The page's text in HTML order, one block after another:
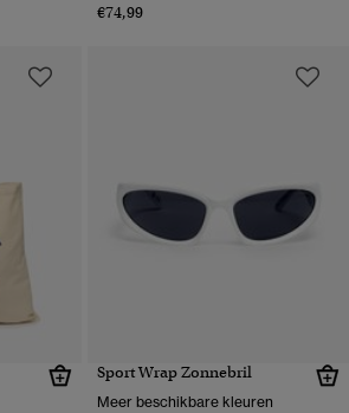
€74,99
Sport Wrap Zonnebril
Meer beschikbare kleuren